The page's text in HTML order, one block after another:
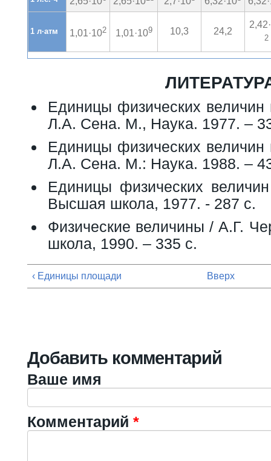
1 л·атм 1,01·102 1,01·109 10,3 24,2
2
Единицы физических величин
Л.А. Сена. М., Наука. 1977. –
Единицы физических величин
Л.А. Сена. М.: Наука. 1988. –
Единицы физических
Высшая школа, 1977. - 287 с.
Физические величины / А.Г.
школа, 1990. – 335 с.
‹ Единицы площади Вверх
Добавить комментарий
Ваше имя
Комментарий *